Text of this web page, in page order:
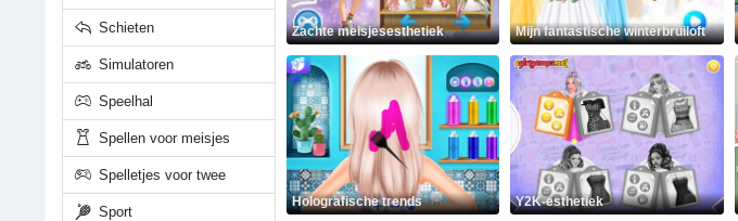
Schieten
Simulatoren
Speelhal
Spellen voor meisjes
Spelletjes voor twee
Sport
Zachte meisjesesthetiek Mijn fantastische winterbruiloft
Holografische trends Y2K-esthetiek